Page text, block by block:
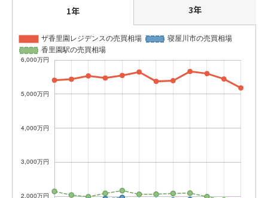
1年 3年